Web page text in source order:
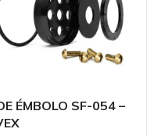
ÉMBOLO SF-054 –